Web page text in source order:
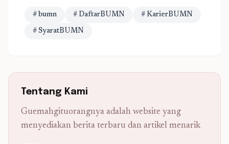
# bumn # DaftarBUMN # KarierBUMN
# SyaratBUMN
Tentang Kami
Guemahgituorangnya adalah website yang
menyediakan berita terbaru dan artikel menarik